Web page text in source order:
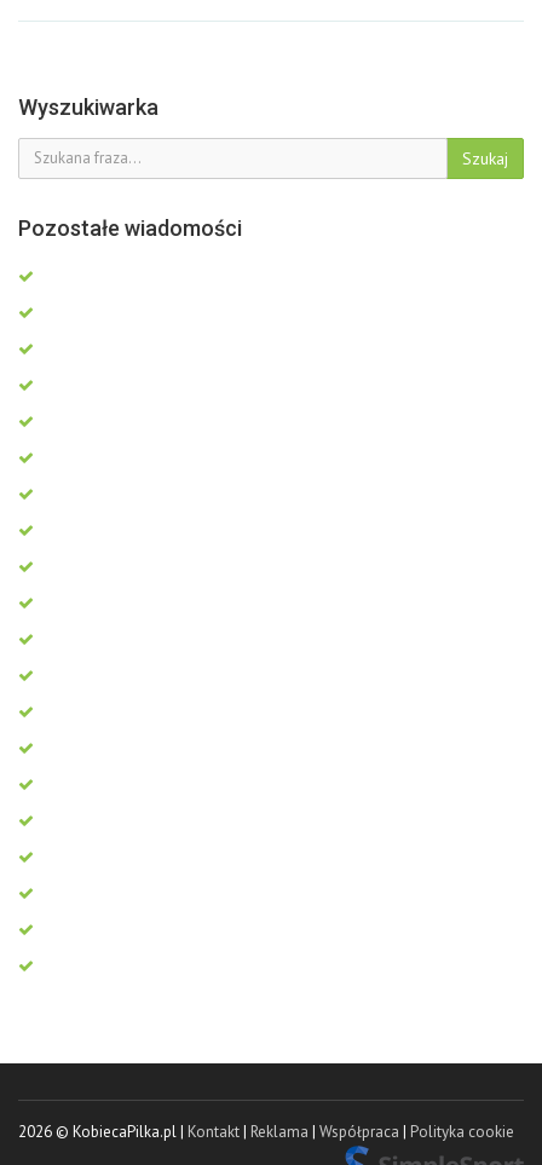
Wyszukiwarka
Szukaj
Pozostałe wiadomości
2026 © KobiecaPilka.pl | Kontakt| Reklama | Współpraca | Polityka cookie